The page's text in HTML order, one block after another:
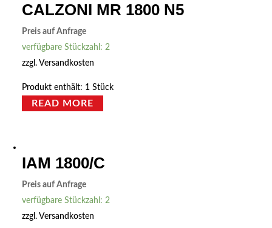
CALZONI MR 1800 N5
Preis auf Anfrage
verfügbare Stückzahl: 2
zzgl. Versandkosten
Produkt enthält: 1Stück
READ MORE
IAM 1800/C
Preis auf Anfrage
verfügbare Stückzahl: 2
zzgl.Versandkosten